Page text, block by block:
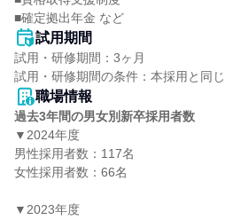
■確定拠出年金 など
試用期間
試用・研修期間：3ヶ月
職場情報
過去3年間の男女別新卒採用者数
▼2024年度
男性採用者数：117名
女性採用者数：66名
▼2023年度